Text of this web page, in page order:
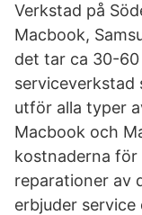
Verkstad på
Macbook,
det tar ca 30-60
serviceverkstad
utför alla typer
Macbook och
kostnaderna för
reparationer av
erbjuder